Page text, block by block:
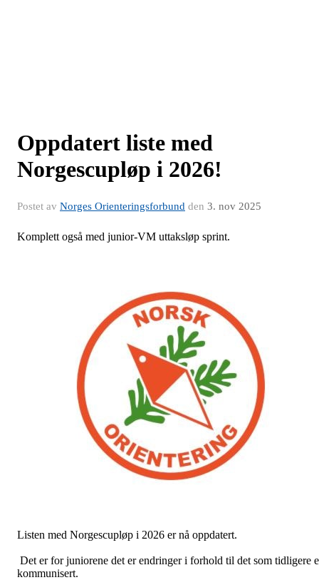
Oppdatert liste med
Norgescupløp i 2026!
Postet av Norges Orienteringsforbund den 3. nov 2025
Komplett også med junior-VM uttaksløp sprint.
Listen med Norgescupløp i 2026 er nå oppdatert.
Det er for juniorene det er endringer i forhold til det som tidligere
kommunisert.